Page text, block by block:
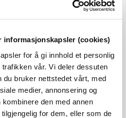
informasjonskapsler (cookies)
for å gi innhold et personlig
vår. Vi deler dessuten
du bruker nettstedet vårt, med
medier, annonsering og
den med annen
for dem, eller som de
0,2 km², 1257 moh.
øvre Otta, St.prp. nr 75